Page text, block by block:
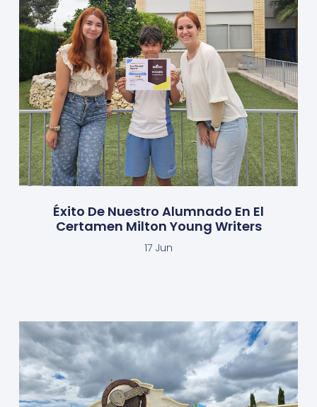
Éxito De Nuestro Alumnado En El
Certamen Milton Young Writers
17 Jun